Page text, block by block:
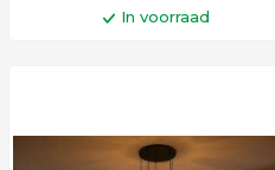
In voorraad